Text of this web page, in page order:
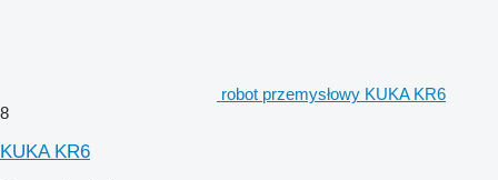
robot przemysłowy KUKA KR6
8
KUKA KR6